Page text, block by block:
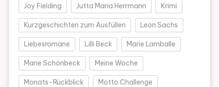
Joy Fielding Jutta Maria Herrmann Krimi
Kurzgeschichten zum Ausfüllen Leon Sachs
Liebesromane Lilli Beck Marie Lamballe
Marie Schönbeck Meine Woche
Monats-Rückblick Motto Challenge